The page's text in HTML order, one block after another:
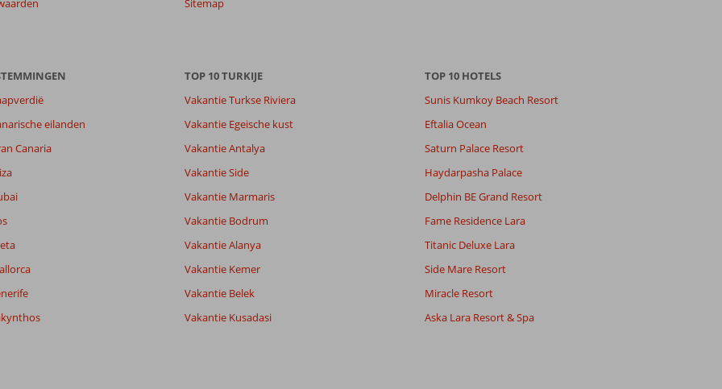
Sitemap
eilanden
Canaria
TOP 10 TURKIJE
Vakantie Turkse Riviera
Vakantie Egeische kust
Vakantie Antalya
Vakantie Side
Vakantie Marmaris
Vakantie Bodrum
Vakantie Alanya
Vakantie Kemer
Vakantie Belek
Vakantie Kusadasi
TOP 10 HOTELS
Sunis Kumkoy Beach Resort
Eftalia Ocean
Saturn Palace Resort
Haydarpasha Palace
Delphin BE Grand Resort
Fame Residence Lara
Titanic Deluxe Lara
Side Mare Resort
Miracle Resort
Aska Lara Resort & Spa